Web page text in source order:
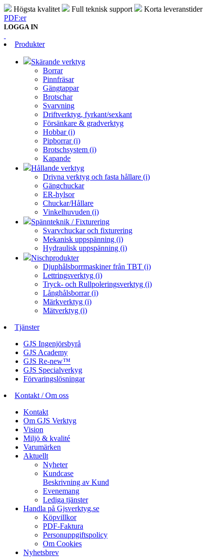
Högsta kvalitet Full teknisk support
Korta leveranstider
PDF:er
LOGGA IN
Produkter
Skärande verktyg
Borrar
Pinnfräsar
Gängtappar
Brotschar
Svarvning
Driftverktyg, fyrkant/sexkant
Försänkare & gradverktyg
Hobbar (i)
Pipborrar (i)
Brotschsystem (i)
Kapande
Hållande verktyg
Drivna verktyg och fasta hållare (i)
Gängchuckar
ER-hylsor
Chuckar/Hållare
Vinkelhuvuden (i)
Spännteknik / Fixturering
Svarvchuckar och fixturering
Mekanisk uppspänning (i)
Hydraulisk uppspänning (i)
Nischprodukter
Djuphålsborrmaskiner från TBT (i)
Lettringsverktyg (i)
Tryck- och Rullpoleringsverktyg (i)
Långhålsborrar (i)
Märkverktyg (i)
Mätverktyg (i)
Tjänster
GJS Ingenjörsbyrå
GJS Academy
GJS Re-new™
GJS Specialverkyg
Förvaringslösningar
Kontakt / Om oss
Kontakt
Om GJS Verktyg
Vision
Miljö & kvalité
Varumärken
Aktuellt
Nyheter
Kundcase
Beskrivning av Kund
Evenemang
Lediga tjänster
Handla på Gjsverktyg.se
Köpvillkor
PDF-Faktura
Personuppgiftspolicy
Om Cookies
Nyhetsbrev